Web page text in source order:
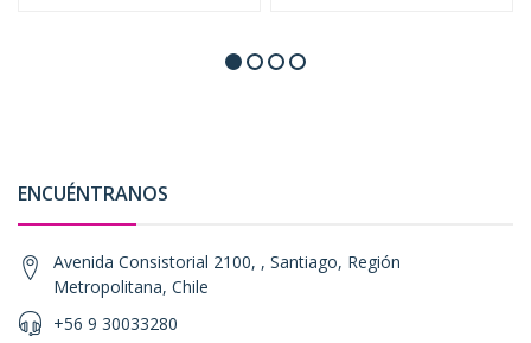
ENCUÉNTRANOS
Avenida Consistorial 2100, , Santiago, Región
Metropolitana, Chile
+56 9 30033280